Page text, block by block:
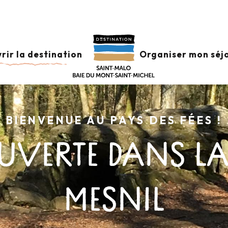
la destination Organiser mon
BIENVENUE AU PAYS DES FÉES !
DANS
MESNIL